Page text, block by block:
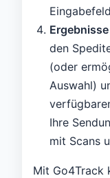
den
(oder
Auswahl)
Ihre
mit Scans
Mit Go4Track